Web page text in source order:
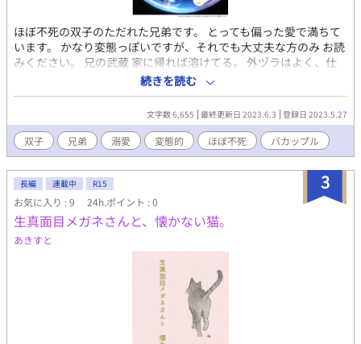
ほぼ不死の双子のただれた兄弟です。 とっても偏った愛で満ちて
います。 かなり変態っぽいですが、それでも大丈夫な方のみ お読
みください。 兄の武蔵 家に帰れば溶けてる。 外ヅラはよく、仕
事人間だけど 弟である、清瀬に精神的な 依存度がかなり高め。
ついつい、流されかけちゃう。 弟に等身大フィギュアを作られて
しまう。 弟の清瀬 腐男子。デザインの仕事と 農業をしながら生計
を立てて暮らす。 兄である武蔵を、深く愛しており その内、薄い
本を描きだしそう。 2人とも20代半ば。 双子という事になってい
るが 実際は年齢差がある事に 気づいていない（長年暗示にかけら
れている）ほぼ引きこもりのような 生活をしているが、家事も万
能。
続きを読む
文字数 6,655 最終更新日 2023.6.3 登録日 2023.5.27
双子 兄弟 溺愛 変態的 ほぼ不死 バカップル
3
長編 連載中 R15
お気に入り : 9 24h.ポイント : 0
生真面目メガネさんと、懐かない猫。
あきすと